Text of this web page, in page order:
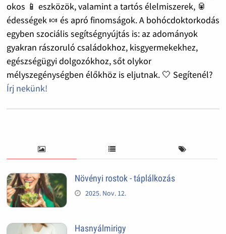
okos 📱 eszközök, valamint a tartós élelmiszerek, 🥫
édességek 🍬 és apró finomságok. A bohócdoktorkodás
egyben szociális segítségnyújtás is: az adományok
gyakran rászoruló családokhoz, kisgyermekekhez,
egészségügyi dolgozókhoz, sőt olykor
mélyszegénységben élőkhöz is eljutnak. 🤍 Segítenél?
Írj nekünk!
Növényi rostok - táplálkozás
2025. Nov. 12.
Hasnyálmirigy